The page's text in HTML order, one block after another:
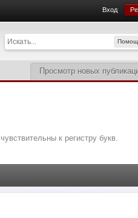
Вход
Просмотр новых
чувствительны к регистру букв.